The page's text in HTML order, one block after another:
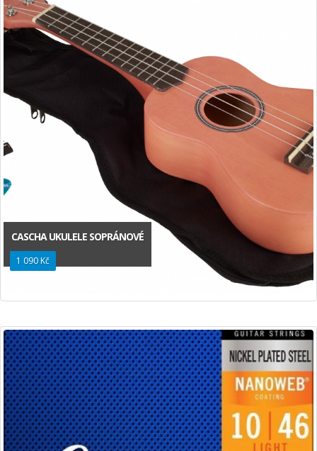
CASCHA UKULELE SOPRÁNOVÉ
1 090 Kč